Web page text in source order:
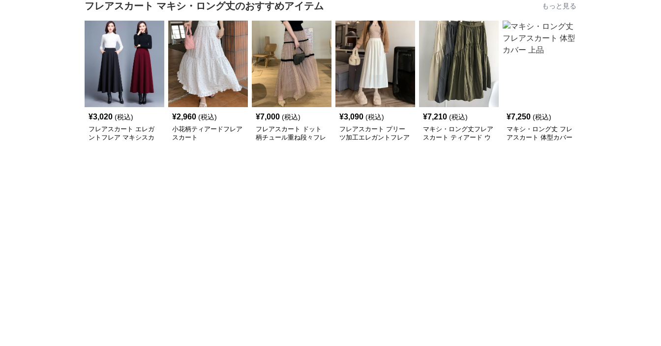
フレアスカート マキシ・ロング丈のおすすめアイテム もっと見る
¥3,020 (税込)
フレアスカート エレガ
ントフレア マキシスカ
¥2,960 (税込)
小花柄ティアードフレア
スカート
¥7,000 (税込)
フレアスカート ドット
柄チュール重ね段々フレ
¥3,090 (税込)
フレアスカート プリー
ツ加工エレガントフレア
¥7,210 (税込)
マキシ・ロング丈フレア
スカート ティアード ウ
¥7,250 (税込)
マキシ・ロング丈 フレ
アスカート 体型カバー